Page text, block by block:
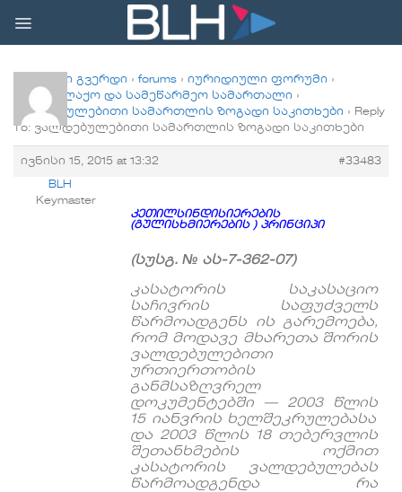
content
მთავარი გვერდი › forums › იურიდიული ფორუმი ›
სამოქალაქო და სამეწარმეო სამართალი ›
ვალდებულებითი სამართლის ზოგადი საკითხები › Reply
To: ვალდებულებითი სამართლის ზოგადი საკითხები
ივნისი 15, 2015 at 13:32 #33483
BLH
Keymaster
კეთილსინდისიერების
(გულისხმიერების ) პრინციპი
(სუსგ. № ას-7-362-07)
კასატორის
საკასაციო
საჩივრის
საფუძველს
წარმოადგენს
ის გარემოება,
რომ მოდავე მხარეთა შორის
ვალდებულებითი
ურთიერთობის
განმსაზღვრელ
დოკუმენტებში — 2003
წლის
15 იანვრის ხელშეკრულებასა
და 2003 წლის18 თებერვლის
შეთანხმების
ოქმით
კასატორის
ვალდებულებას
წარმოადგენდა
რა